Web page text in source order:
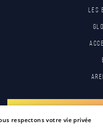
Les
respectons votre vie privée